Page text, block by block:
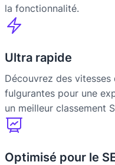
la fonctionnalité.
Ultra rapide
Découvrez des
fulgurantes pour une
un meilleur classement
Optimisé pour le